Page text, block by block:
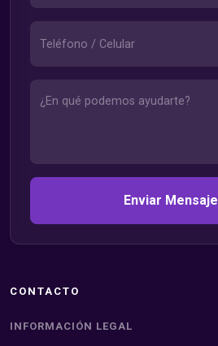
Enviar Mensaje
CONTACTO
INFORMACIÓN LEGAL